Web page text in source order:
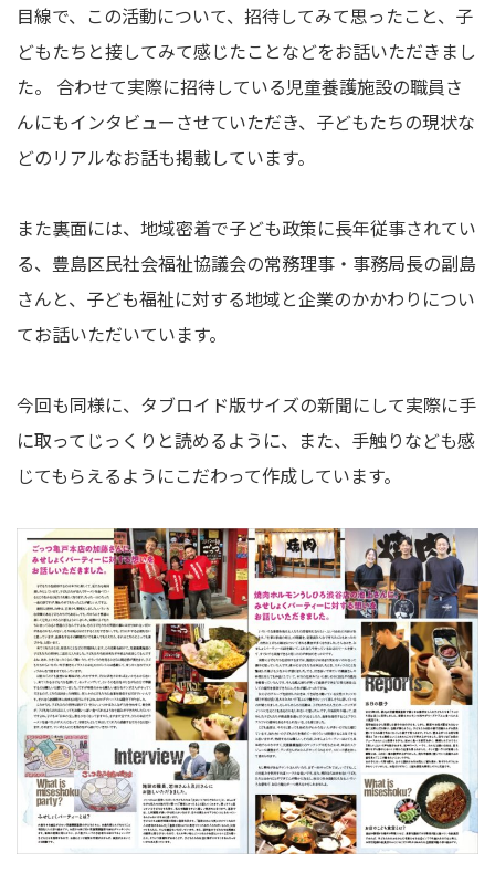
目線で、この活動について、招待してみて思ったこと、子
どもたちと接してみて感じたことなどをお話いただきまし
た。 合わせて実際に招待している児童養護施設の職員さ
んにもインタビューさせていただき、子どもたちの現状な
どのリアルなお話も掲載しています。
また裏面には、地域密着で子ども政策に長年従事されてい
る、豊島区民社会福祉協議会の常務理事・事務局長の副島
さんと、子ども福祉に対する地域と企業のかかわりについ
てお話いただいています。
今回も同様に、タブロイド版サイズの新聞にして実際に手
に取ってじっくりと読めるように、また、手触りなども感
じてもらえるようにこだわって作成しています。